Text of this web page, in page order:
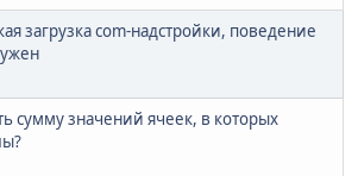
загрузка com-надстройки, поведение
сумму значений ячеек, в которых